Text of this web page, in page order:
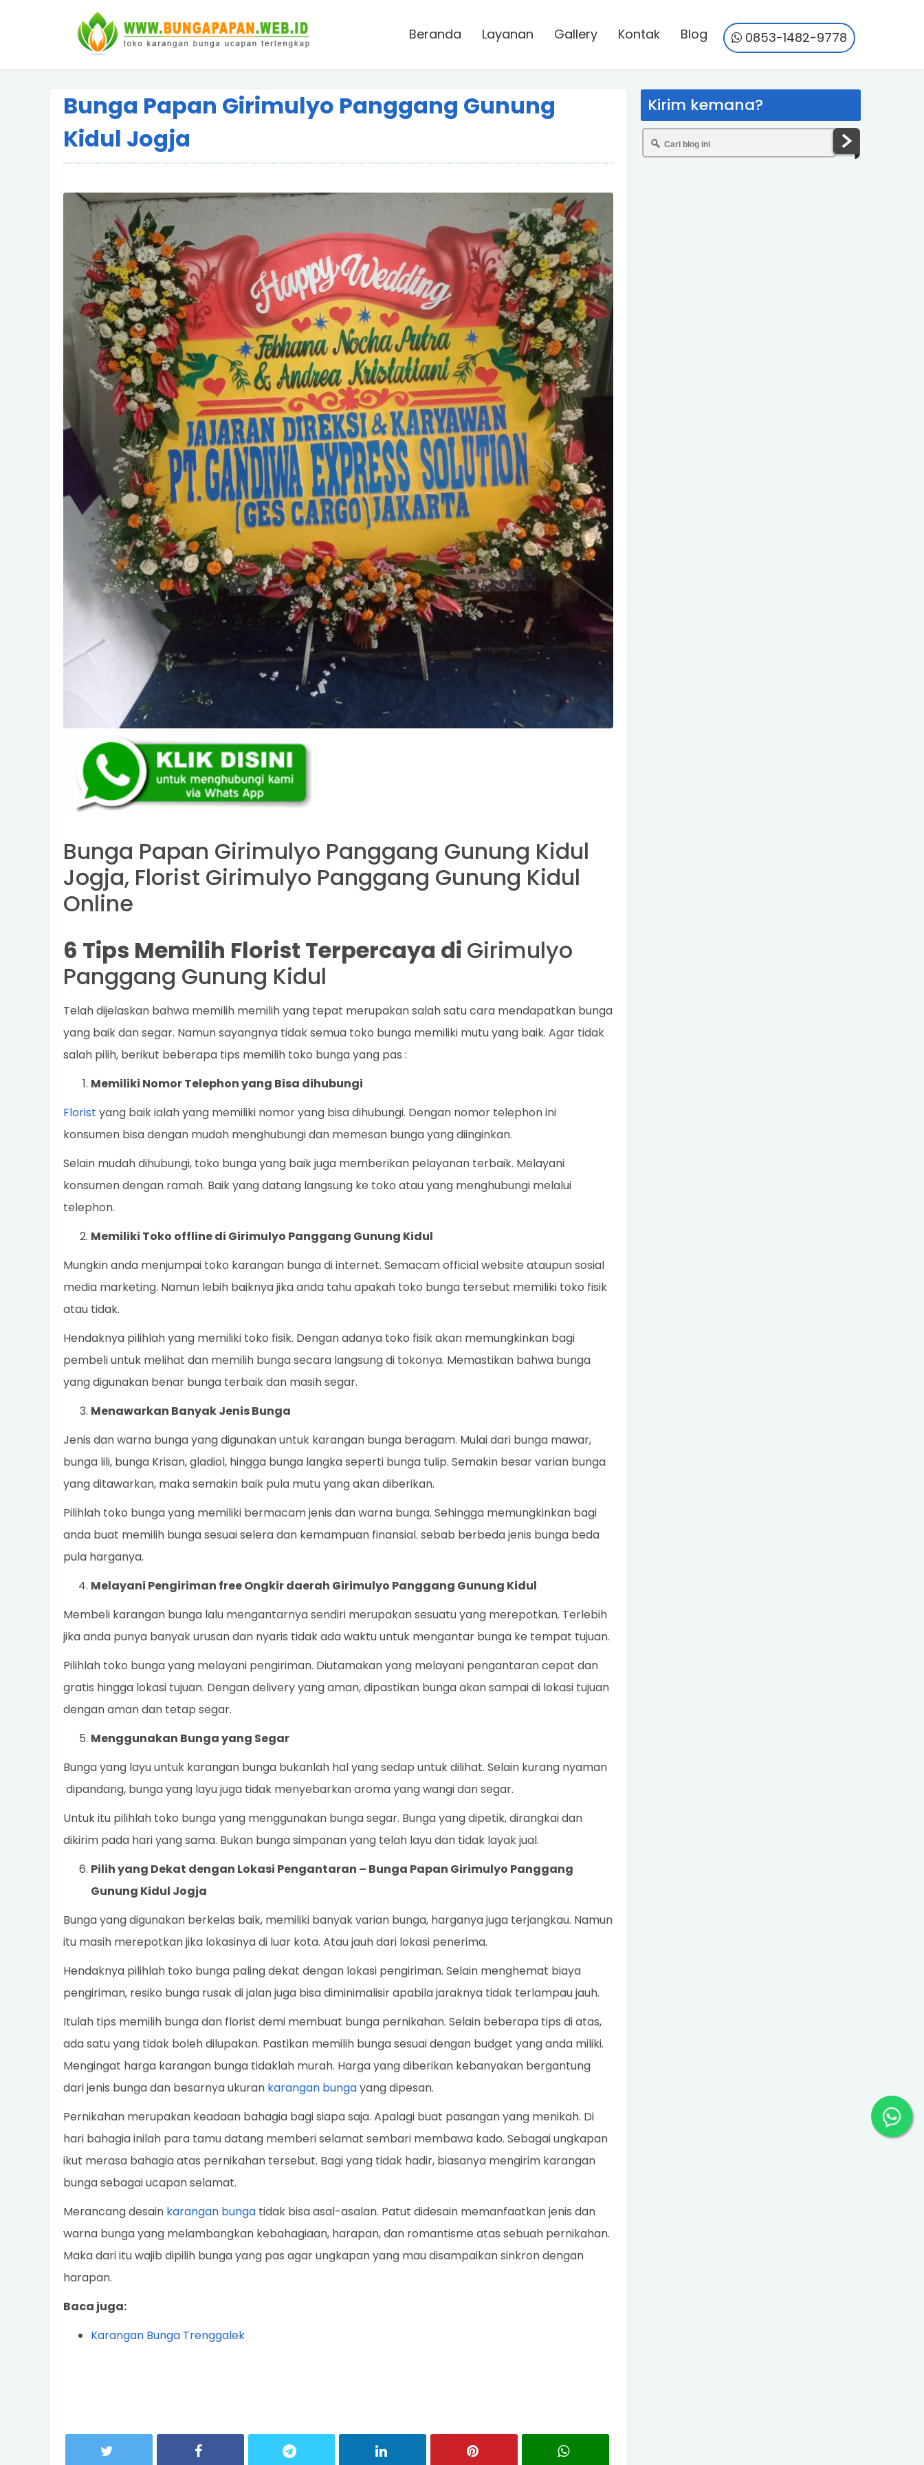
Beranda Layanan Gallery Kontak Blog 0853-1482-9778
Bunga Papan Girimulyo Panggang Gunung
Kidul Jogja
Bunga Papan Girimulyo Panggang Gunung Kidul
Jogja, Florist Girimulyo Panggang Gunung Kidul
Online
6 Tips Memilih Florist Terpercaya di Girimulyo
Panggang Gunung Kidul
Telah dijelaskan bahwa memilih memilih yang tepat merupakan salah satu cara mendapatkan bunga
yang baik dan segar. Namun sayangnya tidak semua toko bunga memiliki mutu yang baik. Agar tidak
salah pilih, berikut beberapa tips memilih toko bunga yang pas :
Memiliki Nomor Telephon yang Bisa dihubungi
Florist yang baik ialah yang memiliki nomor yang bisa dihubungi. Dengan nomor telephon ini
konsumen bisa dengan mudah menghubungi dan memesan bunga yang diinginkan.
Selain mudah dihubungi, toko bunga yang baik juga memberikan pelayanan terbaik. Melayani
konsumen dengan ramah. Baik yang datang langsung ke toko atau yang menghubungi melalui
telephon.
Memiliki Toko offline di Girimulyo Panggang Gunung Kidul
Mungkin anda menjumpai toko karangan bunga di internet. Semacam official website ataupun sosial
media marketing. Namun lebih baiknya jika anda tahu apakah toko bunga tersebut memiliki toko fisik
atau tidak.
Hendaknya pilihlah yang memiliki toko fisik. Dengan adanya toko fisik akan memungkinkan bagi
pembeli untuk melihat dan memilih bunga secara langsung di tokonya. Memastikan bahwa bunga
yang digunakan benar bunga terbaik dan masih segar.
Menawarkan Banyak Jenis Bunga
Jenis dan warna bunga yang digunakan untuk karangan bunga beragam. Mulai dari bunga mawar,
bunga lili, bunga Krisan, gladiol, hingga bunga langka seperti bunga tulip. Semakin besar varian bunga
yang ditawarkan, maka semakin baik pula mutu yang akan diberikan.
Pilihlah toko bunga yang memiliki bermacam jenis dan warna bunga. Sehingga memungkinkan bagi
anda buat memilih bunga sesuai selera dan kemampuan finansial. sebab berbeda jenis bunga beda
pula harganya.
Melayani Pengiriman free Ongkir daerah Girimulyo Panggang Gunung Kidul
Membeli karangan bunga lalu mengantarnya sendiri merupakan sesuatu yang merepotkan. Terlebih
jika anda punya banyak urusan dan nyaris tidak ada waktu untuk mengantar bunga ke tempat tujuan.
Pilihlah toko bunga yang melayani pengiriman. Diutamakan yang melayani pengantaran cepat dan
gratis hingga lokasi tujuan. Dengan delivery yang aman, dipastikan bunga akan sampai di lokasi tujuan
dengan aman dan tetap segar.
Menggunakan Bunga yang Segar
Bunga yang layu untuk karangan bunga bukanlah hal yang sedap untuk dilihat. Selain kurang nyaman
dipandang, bunga yang layu juga tidak menyebarkan aroma yang wangi dan segar.
Untuk itu pilihlah toko bunga yang menggunakan bunga segar. Bunga yang dipetik, dirangkai dan
dikirim pada hari yang sama. Bukan bunga simpanan yang telah layu dan tidak layak jual.
Pilih yang Dekat dengan Lokasi Pengantaran – Bunga Papan Girimulyo Panggang
Gunung Kidul Jogja
Bunga yang digunakan berkelas baik, memiliki banyak varian bunga, harganya juga terjangkau. Namun
itu masih merepotkan jika lokasinya di luar kota. Atau jauh dari lokasi penerima.
Hendaknya pilihlah toko bunga paling dekat dengan lokasi pengiriman. Selain menghemat biaya
pengiriman, resiko bunga rusak di jalan juga bisa diminimalisir apabila jaraknya tidak terlampau jauh.
Itulah tips memilih bunga dan florist demi membuat bunga pernikahan. Selain beberapa tips di atas,
ada satu yang tidak boleh dilupakan. Pastikan memilih bunga sesuai dengan budget yang anda miliki.
Mengingat harga karangan bunga tidaklah murah. Harga yang diberikan kebanyakan bergantung
dari jenis bunga dan besarnya ukuran karangan bungayang dipesan.
Pernikahan merupakan keadaan bahagia bagi siapa saja. Apalagi buat pasangan yang menikah. Di
hari bahagia inilah para tamu datang memberi selamat sembari membawa kado. Sebagai ungkapan
ikut merasa bahagia atas pernikahan tersebut. Bagi yang tidak hadir, biasanya mengirim karangan
bunga sebagai ucapan selamat.
Merancang desain karangan bunga tidak bisa asal-asalan. Patut didesain memanfaatkan jenis dan
warna bunga yang melambangkan kebahagiaan, harapan, dan romantisme atas sebuah pernikahan.
Maka dari itu wajib dipilih bunga yang pas agar ungkapan yang mau disampaikan sinkron dengan
harapan.
Baca juga:
Karangan Bunga Trenggalek
Kirim kemana?